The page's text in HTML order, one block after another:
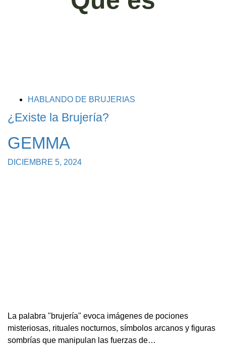
TAGSHABLANDO DE BRUJERIAS
¿Existe la Brujería?
GEMMA
DICIEMBRE 5, 2024
La palabra "brujería" evoca imágenes de pociones
misteriosas, rituales nocturnos, símbolos arcanos y figuras
sombrías que manipulan las fuerzas de…